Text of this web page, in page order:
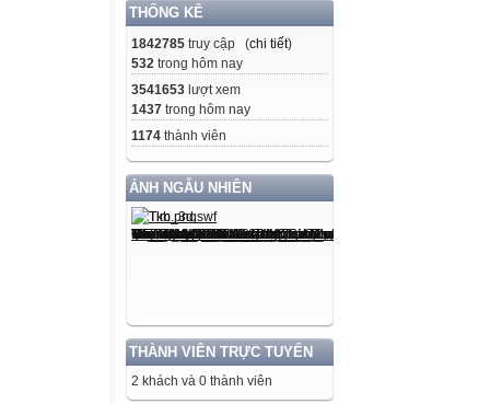
THỐNG KÊ
1842785 truy cập (chi tiết)
532 trong hôm nay
3541653 lượt xem
1437 trong hôm nay
1174 thành viên
ẢNH NGẪU NHIÊN
THÀNH VIÊN TRỰC TUYẾN
2 khách và 0 thành viên